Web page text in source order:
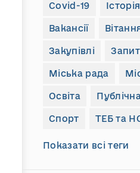
Covid-19 Історія
Вакансії
Закупівлі
Міська рада
Освіта
Спорт ТЕБ та
Показати всі теги